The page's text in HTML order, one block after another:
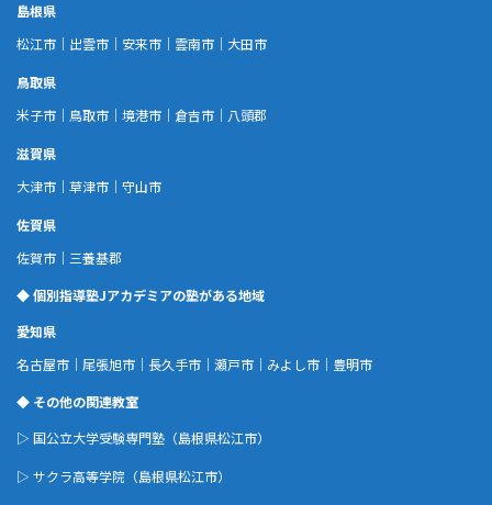
島根県
松江市 ｜ 出雲市 ｜ 安来市 ｜ 雲南市 ｜ 大田市
鳥取県
米子市 ｜ 鳥取市 ｜ 境港市 ｜ 倉吉市 ｜ 八頭郡
滋賀県
大津市 ｜ 草津市 ｜ 守山市
佐賀県
佐賀市 ｜ 三養基郡
◆ 個別指導塾Jアカデミアの塾がある地域
愛知県
名古屋市 ｜ 尾張旭市 ｜ 長久手市 ｜ 瀬戸市 ｜ みよし市 ｜ 豊明市
◆ その他の関連教室
▷ 国公立大学受験専門塾 （島根県松江市）
▷ サクラ高等学院 （島根県松江市）